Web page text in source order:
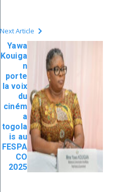
Next Article
Yawa
Kouiga
n
porte
la voix
du
ciném
a
togola
is au
FESPA
CO
2025